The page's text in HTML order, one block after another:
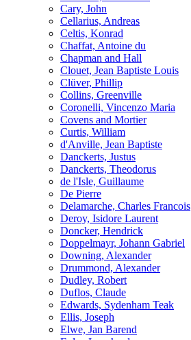
Cary, John
Cellarius, Andreas
Celtis, Konrad
Chaffat, Antoine du
Chapman and Hall
Clouet, Jean Baptiste Louis
Clüver, Phillip
Collins, Greenville
Coronelli, Vincenzo Maria
Covens and Mortier
Curtis, William
d'Anville, Jean Baptiste
Danckerts, Justus
Danckerts, Theodorus
de l'Isle, Guillaume
De Pierre
Delamarche, Charles Francois
Deroy, Isidore Laurent
Doncker, Hendrick
Doppelmayr, Johann Gabriel
Downing, Alexander
Drummond, Alexander
Dudley, Robert
Duflos, Claude
Edwards, Sydenham Teak
Ellis, Joseph
Elwe, Jan Barend